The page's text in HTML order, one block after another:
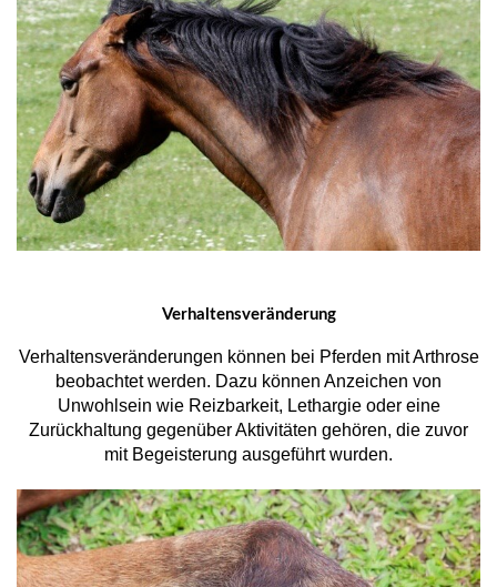
Verhaltensveränderung
Verhaltensveränderungen können bei Pferden mit Arthrose
beobachtet werden. Dazu können Anzeichen von
Unwohlsein wie Reizbarkeit, Lethargie oder eine
Zurückhaltung gegenüber Aktivitäten gehören, die zuvor
mit Begeisterung ausgeführt wurden.